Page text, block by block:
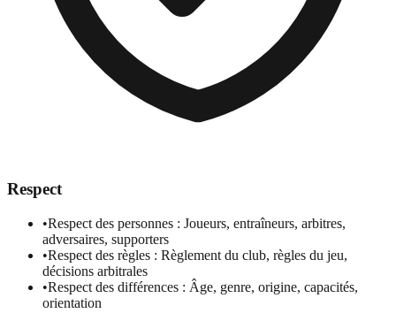
Respect
•Respect des personnes : Joueurs, entraîneurs, arbitres,
adversaires, supporters
•Respect des règles : Règlement du club, règles du jeu,
décisions arbitrales
•Respect des différences : Âge, genre, origine, capacités,
orientation